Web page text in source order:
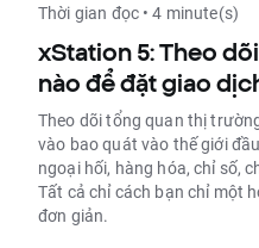
Thời gian đọc • 4 minute(s)
xStation 5: Theo
nào để đặt giao
Theo dõi tổng quan thị
vào bao quát vào thế giới
ngoại hối, hàng hóa, chỉ số,
Tất cả chỉ cách bạn chỉ một
đơn giản.